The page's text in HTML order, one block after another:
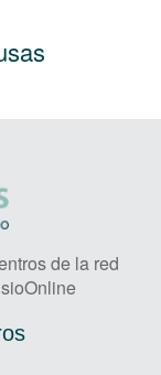
de la red